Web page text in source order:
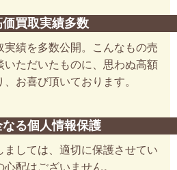
価買取実績多数
績を多数公開。こんなもの売
ただいたものに、思わぬ高額
お喜び頂いております。
なる個人情報保護
ましては、適切に保護させてい
配はございません。